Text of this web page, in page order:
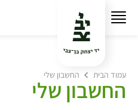
עמוד הבית החשבון שלי
החשבון שלי